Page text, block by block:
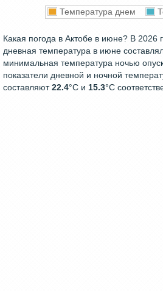
Температура днем
Какая погода в Актобе в июне? В 2026
дневная температура в июне
минимальная температура ночью
показатели дневной и ночной
составляют22.4°С и 15.3°С